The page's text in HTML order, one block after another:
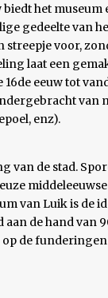
het museum
gedeelte van
streepje voor,
laat een
eeuw tot
van
enz).
van de stad.
van Luik is de
de hand van
de